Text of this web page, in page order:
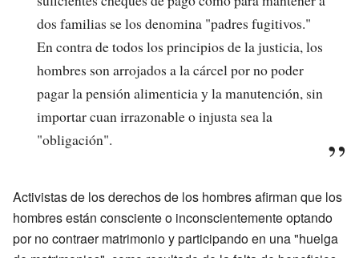
dos familias se los denomina "padres fugitivos."
En contra de todos los principios de la justicia, los
hombres son arrojados a la cárcel por no poder
pagar la pensión alimenticia y la manutención, sin
importar cuan irrazonable o injusta sea la
"obligación".
Activistas de los derechos de los hombres afirman que los
hombres están consciente o inconscientemente optando
por no contraer matrimonio y participando en una "huelga